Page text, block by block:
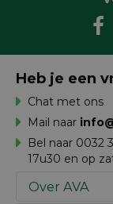
Over AVA
Heb je een
Chat met ons
Mail naar
Bel naar 0032
17u30 en op